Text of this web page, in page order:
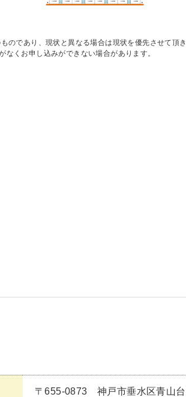
のであり、現状と異なる場合は現状を優先させて頂き
くお申し込みができない場合があります。
〒655-0873 神戸市垂水区青山台